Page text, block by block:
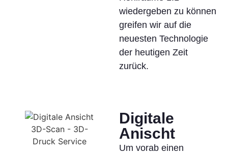
wiedergeben zu können
greifen wir auf die
neuesten Technologie
der heutigen Zeit
zurück.
Digitale
Anischt
Um vorab einen